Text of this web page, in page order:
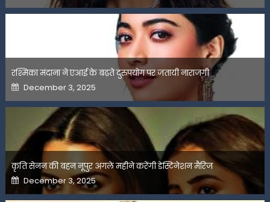
रश्मिका मंदाना ने एआई के बढ़ते दुरुपयोग पर जतायी नाराजगी
Posted
on
December 3, 2025
कृति सेनन की बहन नूपुर अगले महीने करेंगी डेस्टिनेशन मैरिज
Posted
on
December 3, 2025